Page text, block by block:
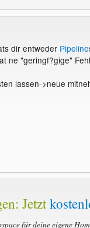
dir entweder Pipeline
ne "geringf?gige"
lassen->neue
Jetzt
für deine eigene